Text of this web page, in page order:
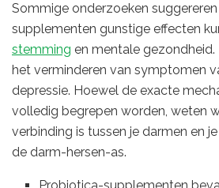
Sommige onderzoeken
supplementen gunstige effecten
stemming en mentale gezondheid.
het verminderen van symptomen
depressie. Hoewel de exacte
volledig begrepen worden, weten
verbinding is tussen je darmen en
de darm-hersen-as.